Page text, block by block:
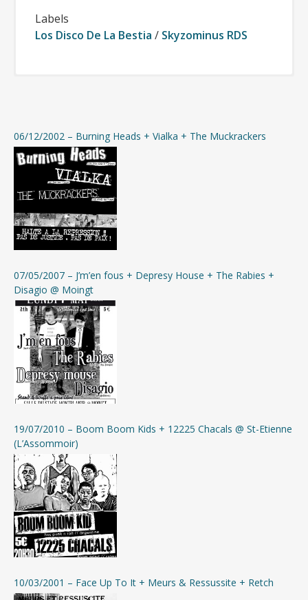
Labels
Los Disco De La Bestia / Skyzominus RDS
(format mp3 320kbps + jaquettes)
06/12/2002 – Burning Heads + Vialka + The Muckrackers
07/05/2007 – J’m’en fous + Depresy House + The Rabies +
Disagio @ Moingt
19/07/2010 – Boom Boom Kids + 12225 Chacals @ St-Etienne
(L’Assommoir)
10/03/2001 – Face Up To It + Meurs & Ressussite + Retch